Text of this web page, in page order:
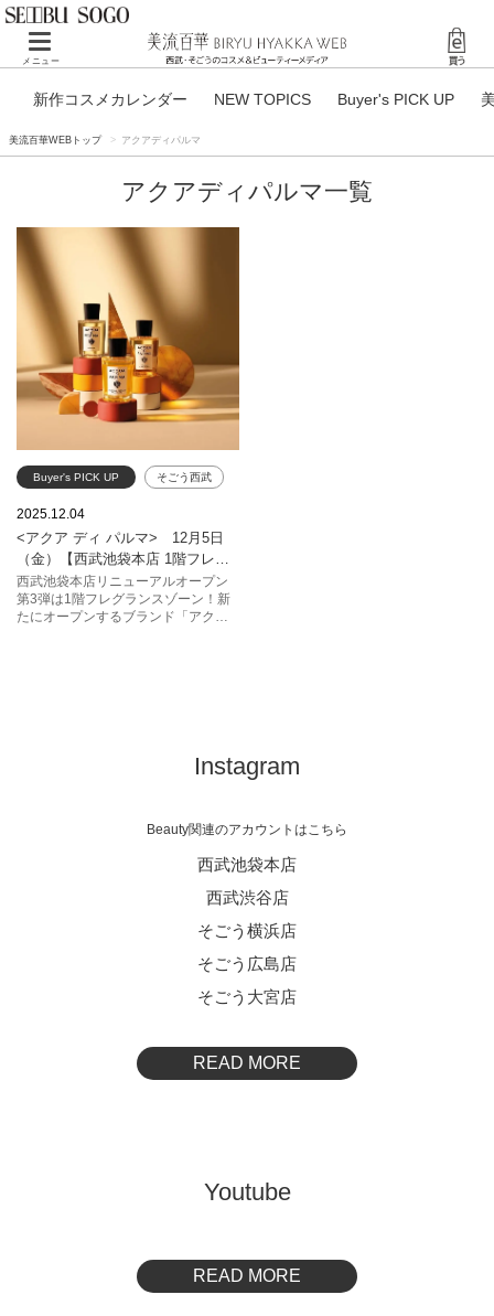
Toggle navigation
メニュー
新作コスメカレンダー NEW TOPICS Buyer's PICK UP
美流百華WEBトップ アクアディパルマ
アクアディパルマ一覧
Buyer's PICK UP そごう西武
seibusogo
西武池袋本店 池袋西武
アクアディパルマ フレグランス
香水 コスメ 化粧品
2025.12.04
<アクア ディ パルマ> 12月5日
（金）【西武池袋本店 1階フレグ
ランスゾーン】にオープン！
西武池袋本店リニューアルオープン
第3弾は1階フレグランスゾーン！新
たにオープンするブランド「アクア
Instagram
Beauty関連のアカウントはこちら
西武池袋本店
西武渋谷店
そごう横浜店
そごう広島店
そごう大宮店
READ MORE
Youtube
READ MORE